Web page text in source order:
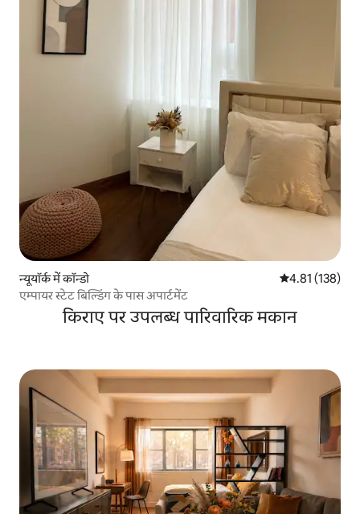
न्यूयॉर्क में कॉन्डो औसत रेटिंग 5 में से
4.81 (138)
एम्पायर स्टेट बिल्डिंग के पास अपार्टमेंट
किराए पर उपलब्ध पारिवारिक मकान